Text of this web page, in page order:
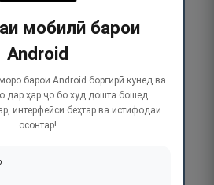
мобилӣ барои
Android
барои Android боргирӣ кунед ва
дар ҳар ҷо бо худ дошта бошед.
интерфейси беҳтар ва истифодаи
осонтар!